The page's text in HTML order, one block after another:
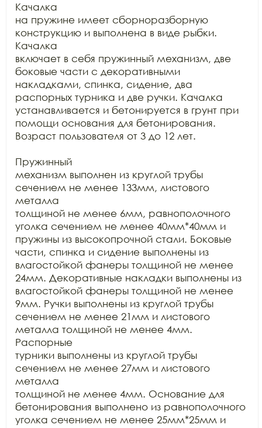
Качалка
на пружине имеет сборноразборную
конструкцию и выполнена в виде рыбки.
Качалка
включает в себя пружинный механизм, две
боковые части с декоративными
накладками, спинка, сидение, два
распорных турника и две ручки. Качалка
устанавливается и бетонируется в грунт при
помощи основания для бетонирования.
Возраст пользователя от 3 до 12 лет.
Пружинный
механизм выполнен из круглой трубы
сечением не менее 133мм, листового
металла
толщиной не менее 6мм, равнополочного
уголка сечением не менее 40мм*40мм и
пружины из высокопрочной стали. Боковые
части, спинка и сидение выполнены из
влагостойкой фанеры толщиной не менее
24мм. Декоративные накладки выполнены из
влагостойкой фанеры толщиной не менее
9мм. Ручки выполнены из круглой трубы
сечением не менее 21мм и листового
металла толщиной не менее 4мм.
Распорные
турники выполнены из круглой трубы
сечением не менее 27мм и листового
металла
толщиной не менее 4мм. Основание для
бетонирования выполнено из равнополочного
уголка сечением не менее 25мм*25мм и